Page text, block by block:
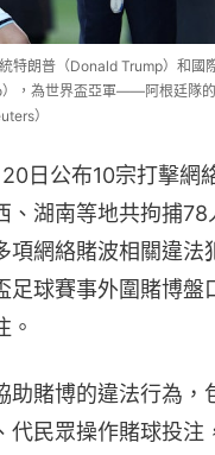
特朗普（Donald Trump）和國
，為世界盃亞軍——阿根廷隊
）
日公布10宗打擊網
、湖南等地共拘捕78
項網絡賭波相關違法
足球賽事外圍賭博盤
。
助賭博的違法行為，
代民眾操作賭球投注